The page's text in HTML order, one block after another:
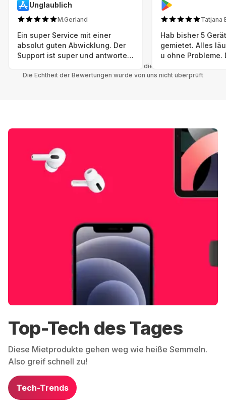
Unglaublich
M.Gerland
Ein super Service mit einer
absolut guten Abwicklung. Der
Support ist super und antworte
Tatjana
Hab bisher 5
gemietet. Alles
u ohne Probleme.
einwandfreien
Nachhaltig u wer
mal wieder ein
hat (Xbox,
Smartphone etc),
Grover nur
Möglichkeit
besteht nach
Alle Bewertungen beziehen sich auf die Grover App.
Die Echtheit der Bewertungen wurde von uns nicht überprüft
Top-Tech des Tages
Diese Mietprodukte gehen weg wie heiße Semmeln.
Also greif schnell zu!
Tech-Trends